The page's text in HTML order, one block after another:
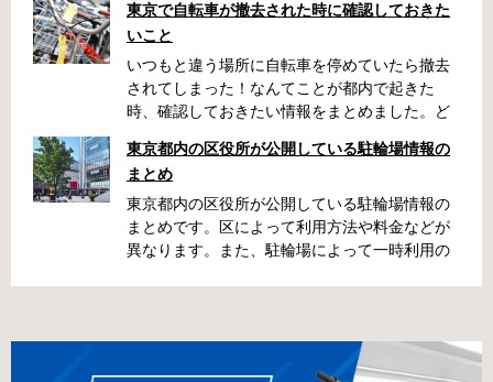
東京で自転車が撤去された時に確認しておきた
いこと
いつもと違う場所に自転車を停めていたら撤去
されてしまった！なんてことが都内で起きた
時、確認しておきたい情報をまとめました。ど
くらい？なんて疑問が浮かぶかと思います。事
前に確認していざという時対処しましょう。 千
代田区 / 新宿区 / 品川区 / 港区 / 中央区 / 大田区
/ 北区 / 墨田区 / 渋谷区 / 葛飾区 千代田区で撤去
された場合 猿楽町保管場所 住所 千代田区神田
の地図が置いてあります） 東京メトロ半蔵門
線、都営新宿・三田線神保町駅から徒歩7分 大
東京都内の区役所が公開している駐輪場情報の
まとめ
東京都内の区役所が公開している駐輪場情報の
まとめです。区によって利用方法や料金などが
異なります。また、駐輪場によって一時利用の
の自転車駐輪場 利用方法 利用登録申請書の提出
申請期間内に利用登録申請書（PDF：